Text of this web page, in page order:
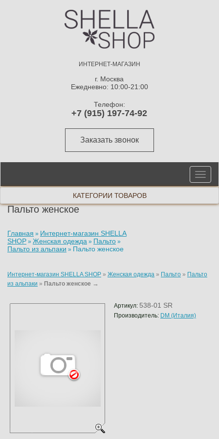
ИНТЕРНЕТ-МАГАЗИН
г. Москва
Ежедневно: 10:00-21:00
Телефон:
+7 (915) 197-74-92
Заказать звонок
КАТЕГОРИИ ТОВАРОВ
Пальто женское
Главная » Интернет-магазин SHELLA
SHOP » Женская одежда » Пальто »
Пальто из альпаки » Пальто женское
Интернет-магазин SHELLA SHOP » Женская одежда » Пальто » Пальто
из альпаки » Пальто женское →
Артикул: 538-01 SR
Производитель: DM (Италия)